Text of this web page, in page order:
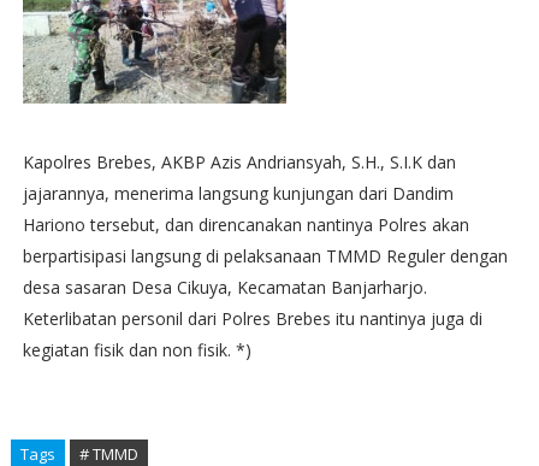
Kapolres Brebes, AKBP Azis Andriansyah, S.H., S.I.K dan
jajarannya, menerima langsung kunjungan dari Dandim
Hariono tersebut, dan direncanakan nantinya Polres akan
berpartisipasi langsung di pelaksanaan TMMD Reguler dengan
desa sasaran Desa Cikuya, Kecamatan Banjarharjo.
Keterlibatan personil dari Polres Brebes itu nantinya juga di
kegiatan fisik dan non fisik. *)
Tags # TMMD